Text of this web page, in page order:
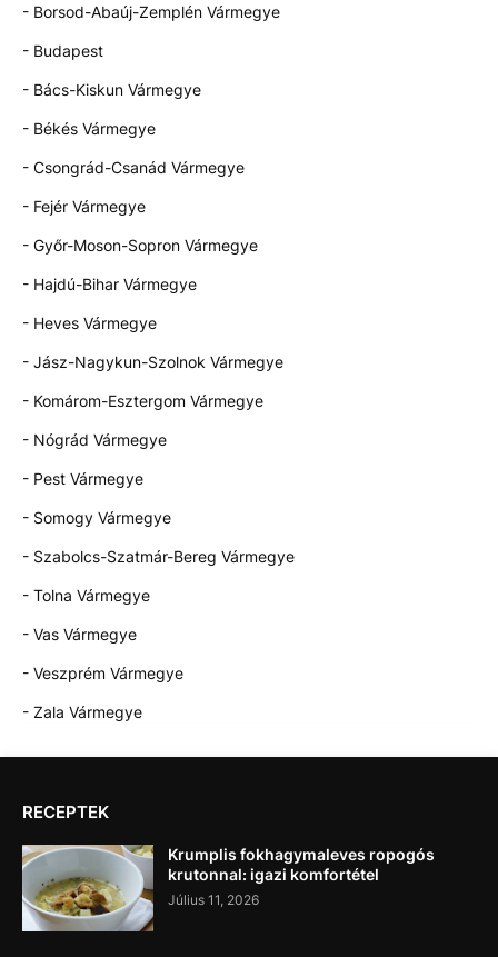
- Borsod-Abaúj-Zemplén Vármegye
- Budapest
- Bács-Kiskun Vármegye
- Békés Vármegye
- Csongrád-Csanád Vármegye
- Fejér Vármegye
- Győr-Moson-Sopron Vármegye
- Hajdú-Bihar Vármegye
- Heves Vármegye
- Jász-Nagykun-Szolnok Vármegye
- Komárom-Esztergom Vármegye
- Nógrád Vármegye
- Pest Vármegye
- Somogy Vármegye
- Szabolcs-Szatmár-Bereg Vármegye
- Tolna Vármegye
- Vas Vármegye
- Veszprém Vármegye
- Zala Vármegye
RECEPTEK
Krumplis fokhagymaleves ropogós
krutonnal: igazi komfortétel
Július 11, 2026